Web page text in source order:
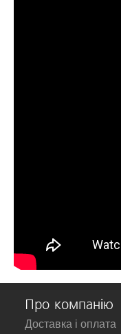
Про компанію
Доставка і оплата